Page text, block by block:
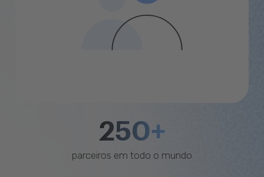
250+
parceiros em todo o mundo